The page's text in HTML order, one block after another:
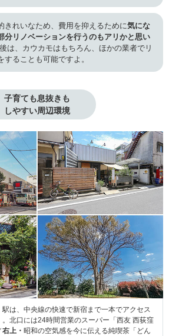
きれいなため、費用を抑えるために気にな
分リノベーションを行うのもアリかと思い
は、カウカモはもちろん、ほかの業者でリ
することも可能ですよ。
子育ても息抜きも
しやすい周辺環境
は、中央線の快速で新宿まで一本でアクセス
北口には24時間営業のスーパー「西友 西荻窪
右上・ 昭和の空気感を今に伝える純喫茶「どん